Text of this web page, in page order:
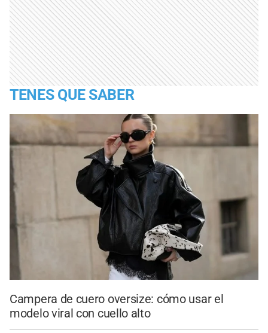
TENES QUE SABER
Campera de cuero oversize: cómo usar el
modelo viral con cuello alto